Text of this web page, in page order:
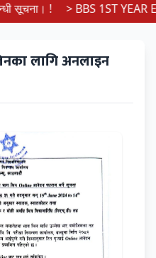
सूचना। ! > BBS 1ST YEAR
लागि अनलाइन